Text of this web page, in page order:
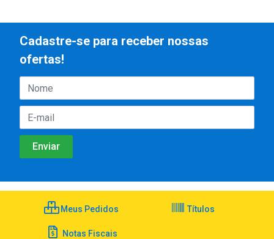
Cadastre-se para receber nossas
ofertas!
Meus Pedidos Títulos
Notas Fiscais